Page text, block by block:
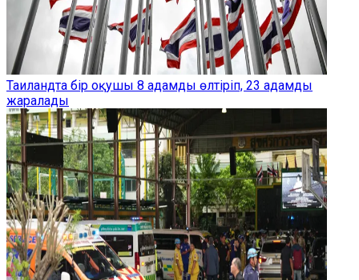
Таиландта бір оқушы 8 адамды өлтіріп, 23 адамды
жаралады